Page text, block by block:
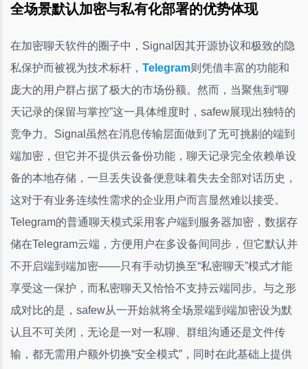
全场景默认加密与私有化部署的优势体现
在加密聊天软件的圈子中，Signal因其开源协议和极致的隐
私保护而被视为技术标杆， Telegram则凭借丰富的功能和
庞大的用户群占据了极大的市场份额。然而，当聚焦到“聊
天记录的保留与掌控”这一具体维度时，safew展现出独特的
竞争力。Signal虽然在消息传输层面做到了无可挑剔的端到
端加密，但它并不提供云备份功能，聊天记录完全依赖单设
备的本地存储，一旦丢失设备便意味着失去全部对话历史，
这对于有业务连续性需求的企业用户而言显然难以接受。
Telegram的普通聊天模式采用客户端到服务器加密，数据存
储在Telegram云端，方便用户在多设备间同步，但它默认并
不开启端到端加密——只有手动切换至“私密聊天”模式才能
享受这一保护，而私密聊天又恰恰不支持云端同步。与之形
成对比的是，safew从一开始就将全场景端到端加密设为默
认且不可关闭，无论是一对一私聊、群组沟通还是文件传
输，都无需用户额外切换“安全模式”，同时在此基础上提供